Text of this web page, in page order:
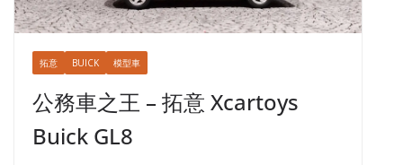
拓意 BUICK 模型車
公務車之王 – 拓意 Xcartoys
Buick GL8